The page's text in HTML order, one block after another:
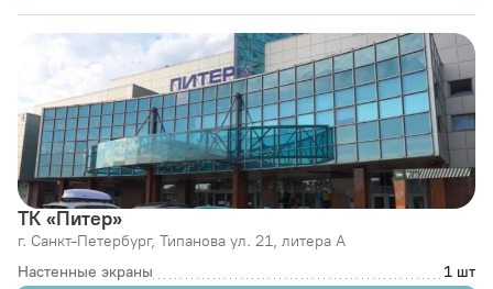
ТК «Питер»
г. Санкт-Петербург, Типанова ул. 21, литера А
Настенные экраны
1 шт